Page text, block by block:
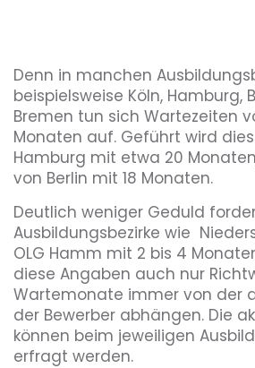
Denn in manchen
beispielsweise Köln, Hamburg,
Bremen tun sich Wartezeiten
Monaten auf. Geführt wird
Hamburg mit etwa 20
von Berlin mit 18 Monaten.
Deutlich weniger Geduld
Ausbildungsbezirke wie
OLG Hamm mit 2 bis 4
diese Angaben auch nur
Wartemonate immer von der
der Bewerber abhängen. Die
können beim jeweiligen
erfragt werden.